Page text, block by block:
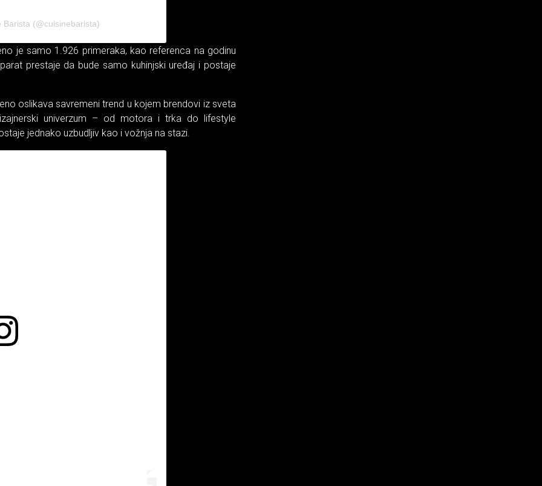
Barista (@cuisinebarista)
je samo 1.926 primeraka, kao referenca na godinu
prestaje da bude samo kuhinjski uređaj i postaje
oslikava savremeni trend u kojem brendovi iz sveta
univerzum – od motora i trka do lifestyle
jednako uzbudljiv kao i vožnja na stazi.